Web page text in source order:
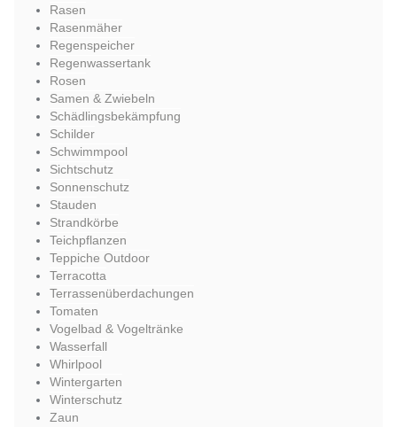
Rasen
Rasenmäher
Regenspeicher
Regenwassertank
Rosen
Samen & Zwiebeln
Schädlingsbekämpfung
Schilder
Schwimmpool
Sichtschutz
Sonnenschutz
Stauden
Strandkörbe
Teichpflanzen
Teppiche Outdoor
Terracotta
Terrassenüberdachungen
Tomaten
Vogelbad & Vogeltränke
Wasserfall
Whirlpool
Wintergarten
Winterschutz
Zaun